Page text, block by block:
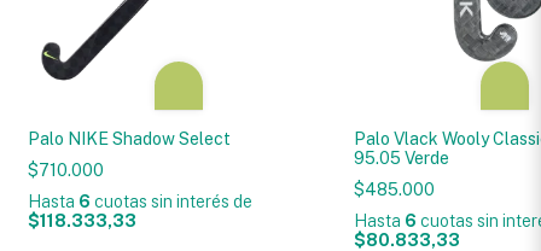
Palo NIKE Shadow Select
$710.000
Hasta 6 cuotas sin interés de
$118.333,33
Palo Vlack Wooly
95.05 Verde
$485.000
Hasta 6 cuotas sin
$80.833,33